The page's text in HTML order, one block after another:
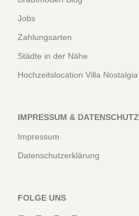
Jobs
Zahlungsarten
Städte in der Nähe
Hochzeitslocation Villa Nostalgia
IMPRESSUM & DATENSCHUTZ
Impressum
Datenschutzerklärung
FOLGE UNS